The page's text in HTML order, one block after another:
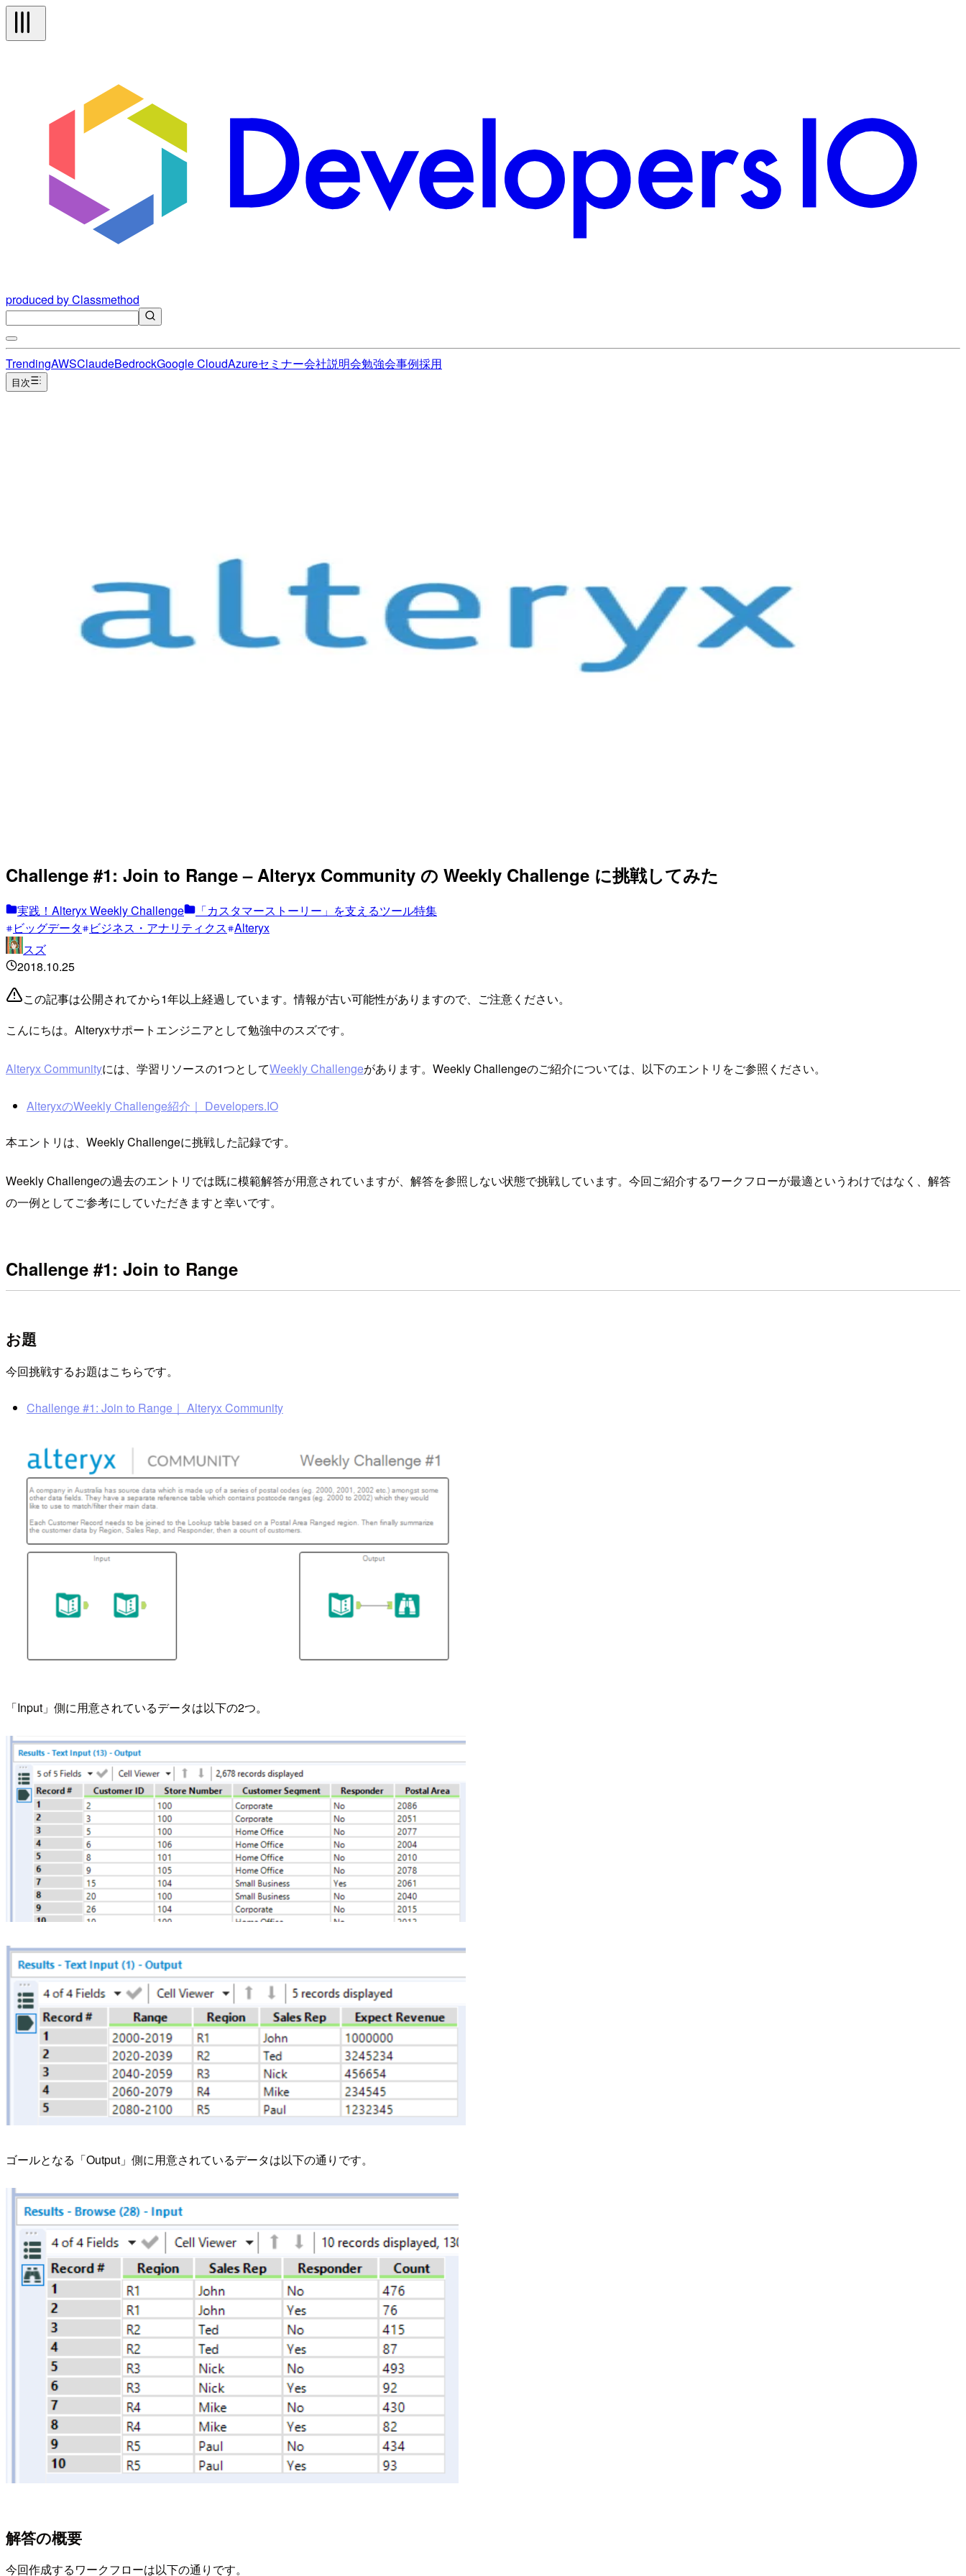
produced by Classmethod
TrendingAWSClaudeBedrockGoogle CloudAzureセミナー会社説明会勉強会事例採用
目次
Challenge #1: Join to Range – Alteryx Community の Weekly Challenge に挑戦してみた
実践！Alteryx Weekly Challenge
「カスタマーストーリー」を支えるツール特集
ビッグデータ
ビジネス・アナリティクス Alteryx
スズ
2018.10.25
この記事は公開されてから1年以上経過しています。情報が古い可能性がありますので、ご注意ください。
こんにちは。Alteryxサポートエンジニアとして勉強中のスズです。
Alteryx Communityには、学習リソースの1つとしてWeekly Challengeがあります。Weekly Challengeのご紹介については、以下のエントリをご参照ください。
AlteryxのWeekly Challenge紹介｜ Developers.IO
本エントリは、Weekly Challengeに挑戦した記録です。
Weekly Challengeの過去のエントリでは既に模範解答が用意されていますが、解答を参照しない状態で挑戦しています。今回ご紹介するワークフローが最適というわけではなく、解答
の一例としてご参考にしていただきますと幸いです。
Challenge #1: Join to Range
お題
今回挑戦するお題はこちらです。
Challenge #1: Join to Range｜ Alteryx Community
「Input」側に用意されているデータは以下の2つ。
ゴールとなる「Output」側に用意されているデータは以下の通りです。
解答の概要
今回作成するワークフローは以下の通りです。